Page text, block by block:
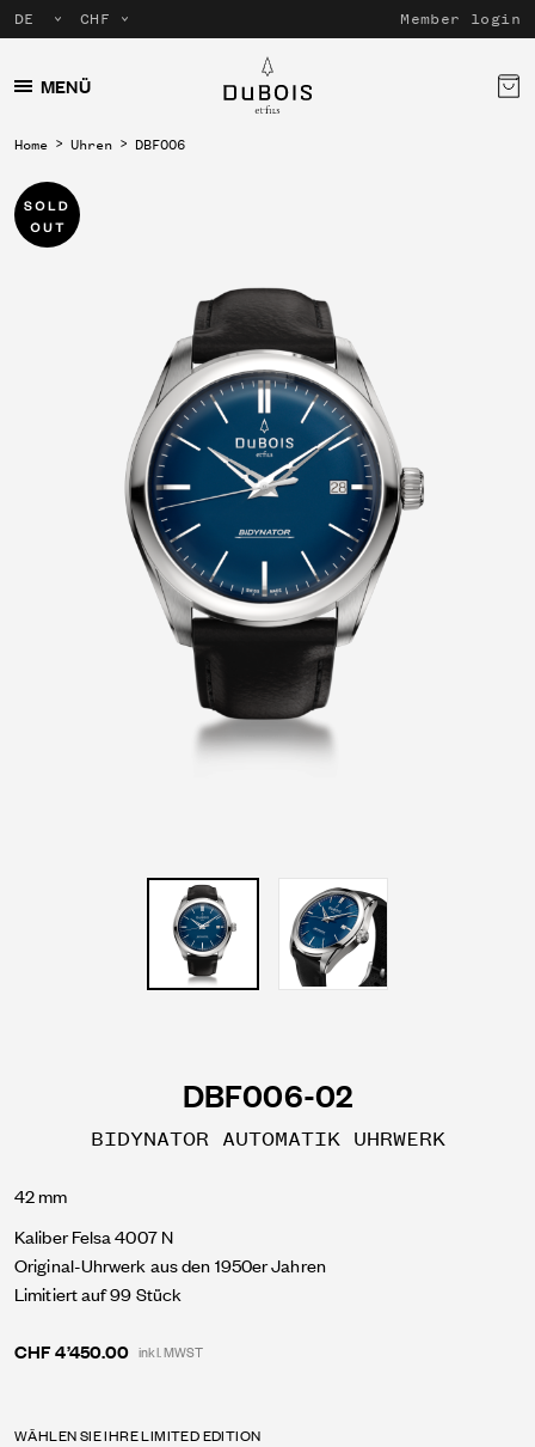
Member login
MENÜ
Home Uhren DBF006
DBF006-02
​​​​​​​BIDYNATOR AUTOMATIK UHRWERK
42 mm
Kaliber Felsa 4007 N
Original-Uhrwerk aus den 1950er Jahren
Limitiert auf 99 Stück
CHF 4’450.00 inkl. MWST
WÄHLEN SIE IHRE LIMITED EDITION